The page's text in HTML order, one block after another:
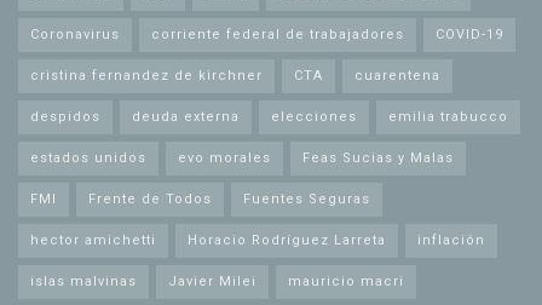
Coronavirus corriente federal de trabajadores COVID-19
cristina fernandez de kirchner CTA cuarentena
despidos deuda externa elecciones emilia trabucco
estados unidos evo morales Feas Sucias y Malas
FMI Frente de Todos Fuentes Seguras
hector amichetti Horacio Rodríguez Larreta inflación
islas malvinas Javier Milei mauricio macri